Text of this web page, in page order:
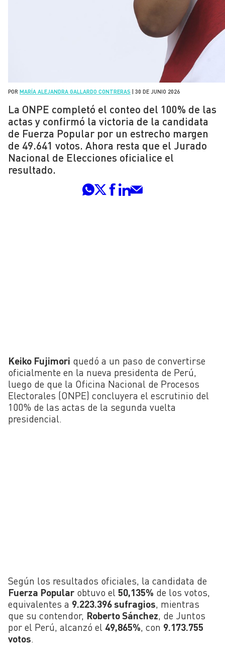
POR MARÍA ALEJANDRA GALLARDO CONTRERAS 30 DE JUNIO 2026
La ONPE completó el conteo del 100% de las
actas y confirmó la victoria de la candidata
de Fuerza Popular por un estrecho margen
de 49.641 votos. Ahora resta que el Jurado
Nacional de Elecciones oficialice el
resultado.
Keiko Fujimori quedó a un paso de convertirse
oficialmente en la nueva presidenta de Perú,
luego de que la Oficina Nacional de Procesos
Electorales (ONPE) concluyera el escrutinio del
100% de las actas de la segunda vuelta
presidencial.
Según los resultados oficiales, la candidata de
Fuerza Popular obtuvo el 50,135% de los votos,
equivalentes a 9.223.396 sufragios, mientras
que su contendor, Roberto Sánchez, de Juntos
por el Perú, alcanzó el 49,865%, con 9.173.755
votos.